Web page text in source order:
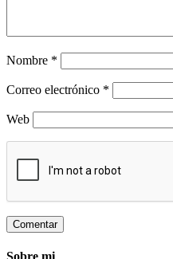
Nombre *
Correo electrónico *
Web